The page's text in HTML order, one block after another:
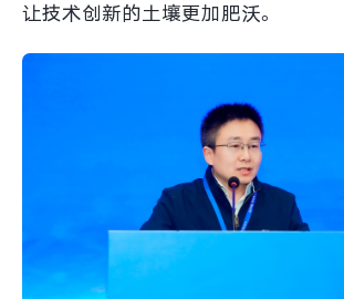
让技术创新的土壤更加肥沃。